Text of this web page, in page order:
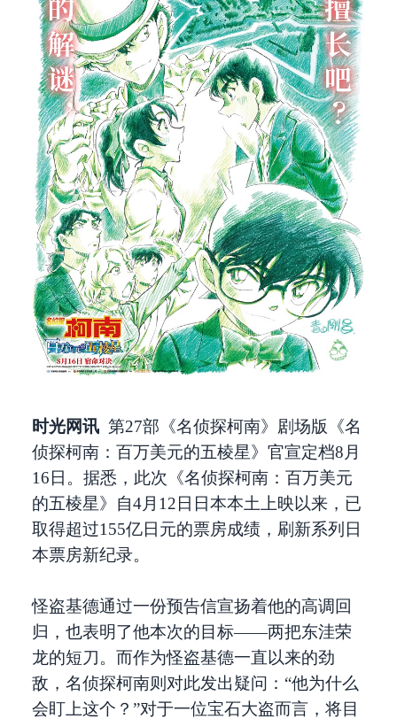
时光网讯第27部《名侦探柯南》剧场版《名
侦探柯南：百万美元的五棱星》官宣定档8月
16日。据悉，此次《名侦探柯南：百万美元
的五棱星》自4月12日日本本土上映以来，已
取得超过155亿日元的票房成绩，刷新系列日
本票房新纪录。
怪盗基德通过一份预告信宣扬着他的高调回
归，也表明了他本次的目标——两把东洼荣
龙的短刀。而作为怪盗基德一直以来的劲
敌，名侦探柯南则对此发出疑问：“他为什么
会盯上这个？”对于一位宝石大盗而言，将目